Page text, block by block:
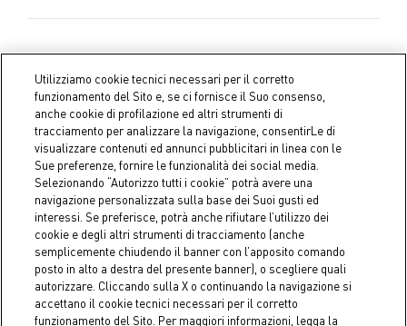
Coin S.p.A. C.F./P.IVA 04391480276, capitale sociale 10.123.282,23
Euro i.v.
Dati aziendali Cookie Policy Informativa Privacy
Utilizziamo cookie tecnici necessari per il corretto
funzionamento del Sito e, se ci fornisce il Suo consenso,
anche cookie di profilazione ed altri strumenti di
tracciamento per analizzare la navigazione, consentirLe di
visualizzare contenuti ed annunci pubblicitari in linea con le
Sue preferenze, fornire le funzionalità dei social media.
Selezionando “Autorizzo tutti i cookie” potrà avere una
navigazione personalizzata sulla base dei Suoi gusti ed
interessi. Se preferisce, potrà anche rifiutare l’utilizzo dei
cookie e degli altri strumenti di tracciamento (anche
semplicemente chiudendo il banner con l’apposito comando
posto in alto a destra del presente banner), o scegliere quali
autorizzare. Cliccando sulla X o continuando la navigazione si
accettano il cookie tecnici necessari per il corretto
funzionamento del Sito. Per maggiori informazioni, legga la